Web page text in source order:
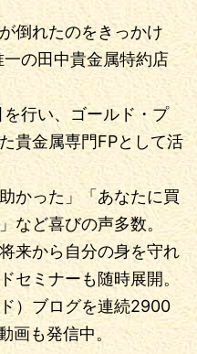
倒れたのをきっかけ
の田中貴金属特約店
行い、ゴールド・プ
貴金属専門FPとして活
かった」「あなたに買
など喜びの声多数。
来から自分の身を守れ
セミナーも随時展開。
）ブログを連続2900
画も発信中。